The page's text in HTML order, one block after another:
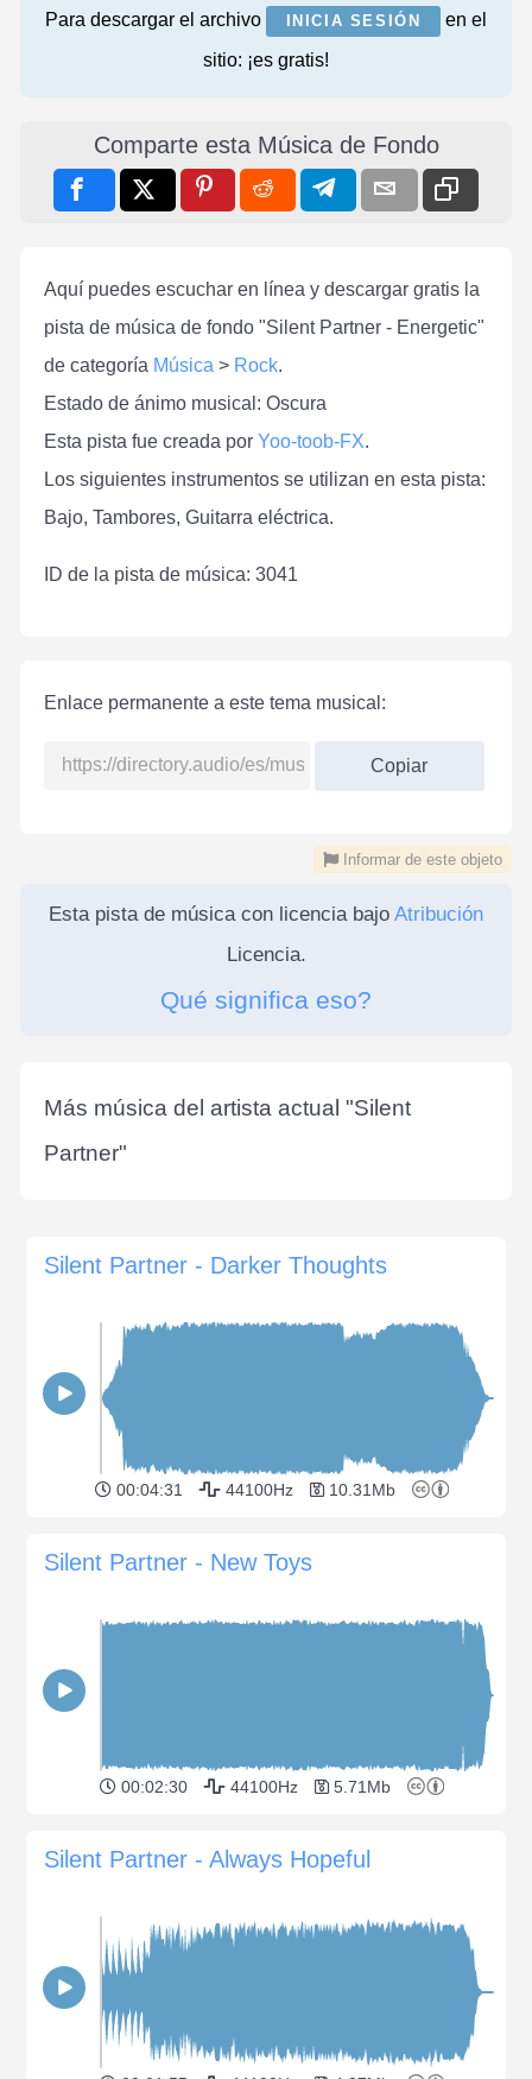
Para descargar el archivo INICIA SESIÓN
en el
sitio: ¡es gratis!
Comparte esta Música de Fondo
Aquí puedes escuchar en línea y descargar gratis la
pista de música de fondo "Silent Partner - Energetic"
de categoría Música > Rock.
Estado de ánimo musical: Oscura
Esta pista fue creada por Yoo-toob-FX.
Los siguientes instrumentos se utilizan en esta pista:
Bajo, Tambores, Guitarra eléctrica.
ID de la pista de música: 3041
Enlace permanente a este tema musical:
Copiar
Informar de este objeto
Esta pista de música con licencia bajo Atribución
Licencia.
Qué significa eso?
Más música del artista actual "Silent
Partner"
Silent Partner - Darker Thoughts
00:04:31 44100Hz 10.31Mb
Silent Partner - New Toys
00:02:30 44100Hz 5.71Mb
Silent Partner - Always Hopeful